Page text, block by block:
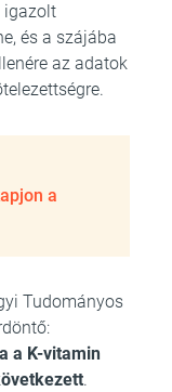
igazolt
és a szájába
az adatok
a
Tudományos
a K-vitamin
.